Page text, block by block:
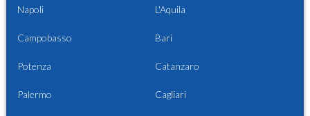
Napoli L'Aquila
Campobasso Bari
Potenza Catanzaro
Palermo Cagliari